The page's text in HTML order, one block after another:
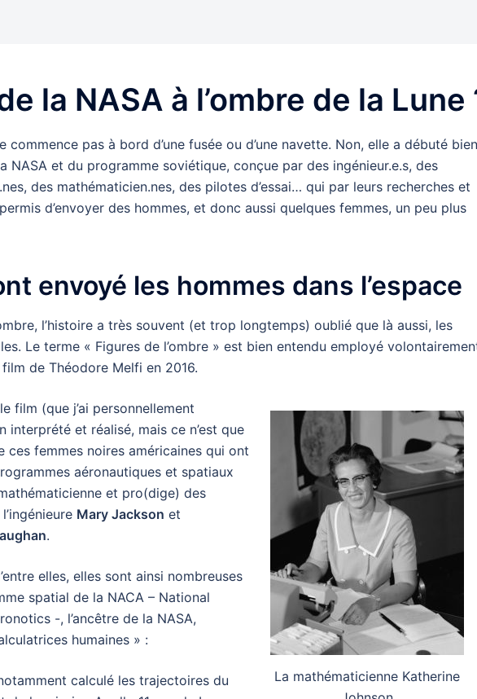
la NASA à l’ombre de la Lune
commence pas à bord d’une fusée ou d’une navette. Non, elle a débuté bien
NASA et du programme soviétique, conçue par des ingénieur.e.s, des
des mathématicien.nes, des pilotes d’essai… qui par leurs recherches et
d’envoyer des hommes, et donc aussi quelques femmes, un peu plus
envoyé les hommes dans l’espace
l’histoire a très souvent (et trop longtemps) oublié que là aussi, les
Le terme « Figures de l’ombre » est bien entendu employé
de Théodore Melfi en 2016.
La mathématicienne Katherine
film (que j’ai personnellement
interprété et réalisé, mais ce n’est que
ces femmes noires américaines qui ont
aéronautiques et spatiaux
et pro(dige) des
l’ingénieure Mary Jackson et
.
elles, elles sont ainsi nombreuses
spatial de la NACA – National
-, l’ancêtre de la NASA,
humaines » :
calculé les trajectoires du